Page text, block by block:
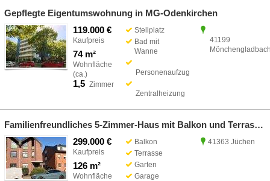
Gepflegte Eigentumswohnung in MG-Odenkirchen
119.000 €
Kaufpreis
74 m²
Wohnfläche
(ca.)
1,5 Zimmer
Stellplatz
Bad mit
Wanne
Personenaufzug
Zentralheizung
41199
Familienfreundliches 5-Zimmer-Haus mit Balkon und Terrasse in Jüchen-Hochneukirch
299.000 €
Kaufpreis
126 m²
Wohnfläche
Balkon
Terrasse
Garten
Garage
41363 Jüchen